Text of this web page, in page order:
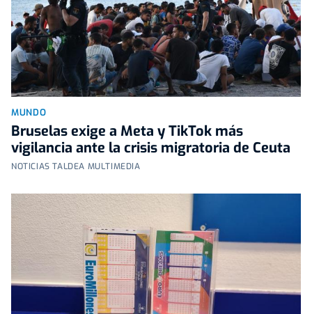
MUNDO
Bruselas exige a Meta y TikTok más
vigilancia ante la crisis migratoria de Ceuta
NOTICIAS TALDEA MULTIMEDIA